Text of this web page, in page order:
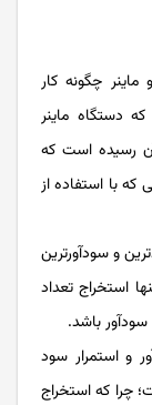
چگونه کار
دستگاه ماینر
رسیده است که
که با استفاده از
و سودآورترین
استخراج تعداد
سودآور باشد‌.
و استمرار سود
چرا که استخراج